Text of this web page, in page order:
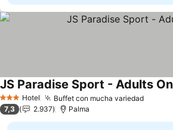
3 Estrellas
Hotel Buffet con mucha variedadVer
JS Paradise Sport - Adults
7,3 2.937 Palma